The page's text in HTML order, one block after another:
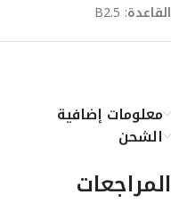
القاعدة: B2.5
معلومات إضافية
الشحن
المراجعات